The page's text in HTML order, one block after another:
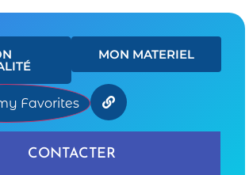
MON MATERIEL
Favorites
CONTACTER